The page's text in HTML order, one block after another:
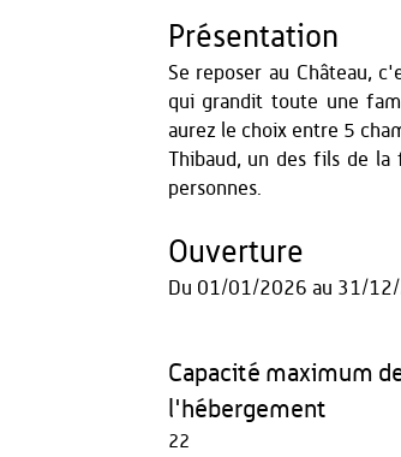
Présentation
Se reposer au Château,
qui grandit toute une
aurez le choix entre 5
Thibaud, un des fils de
personnes.
Ouverture
Du 01/01/2026 au 31/
Capacité maximum
l'hébergement
22